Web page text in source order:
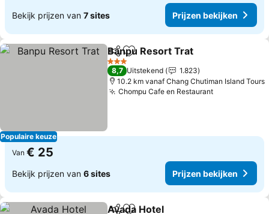
Bekijk prijzen van 7 sites Prijzen bekijken
Populaire keuze
DelenToevoegen aan favorieten
Banpu Resort Trat
3 Sterren
8,7 Uitstekend
1.823
10.2 km vanaf Chang Chutiman Island Tours
Chompu Cafe en RestaurantPrijzen
Van € 25
Bekijk prijzen van 6 sites Prijzen bekijken
Avada Hotel